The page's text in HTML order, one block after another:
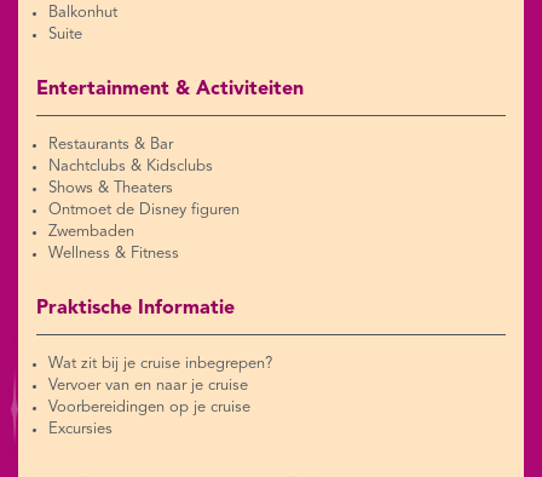
Balkonhut
Suite
Entertainment & Activiteiten
Restaurants & Bar
Nachtclubs & Kidsclubs
Shows & Theaters
Ontmoet de Disney figuren
Zwembaden
Wellness & Fitness
Praktische Informatie
Wat zit bij je cruise inbegrepen?
Vervoer van en naar je cruise
Voorbereidingen op je cruise
Excursies